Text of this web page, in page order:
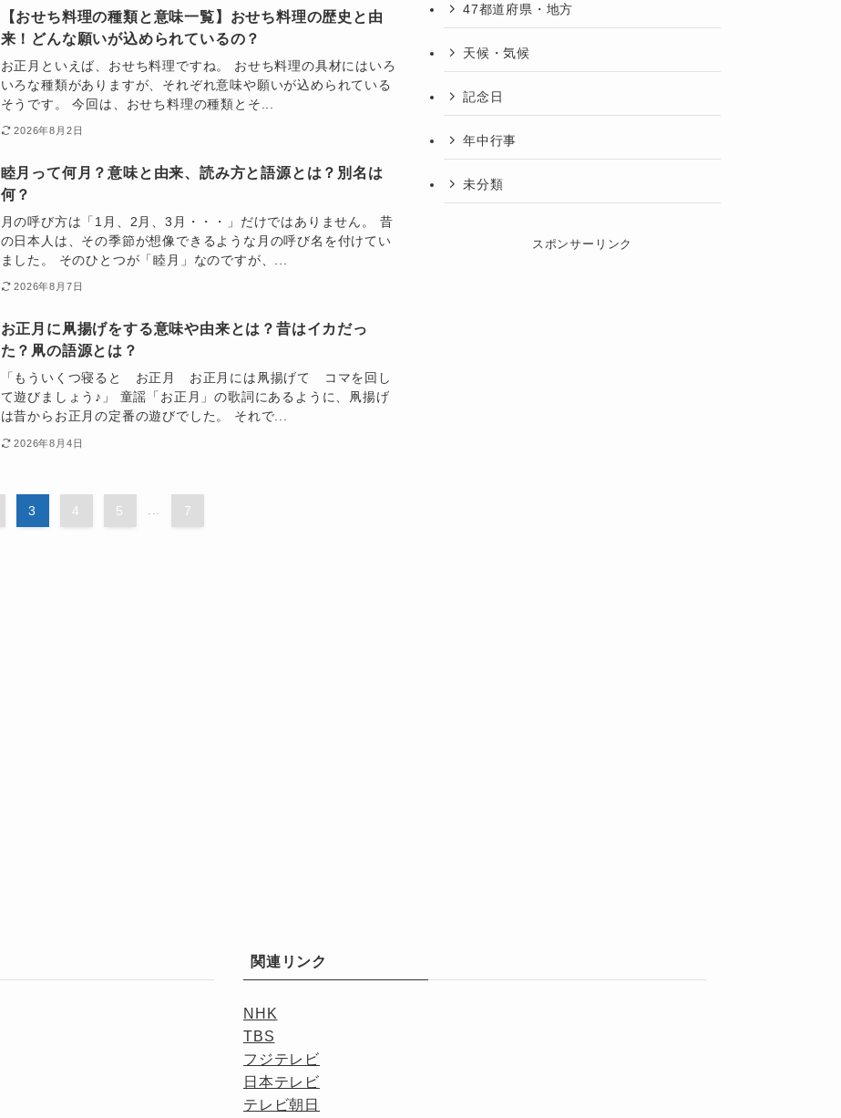
【おせち料理の種類と意味一覧】おせち料理の歴史と由
来！どんな願いが込められているの？
お正月といえば、おせち料理ですね。 おせち料理の具材にはいろ
いろな種類がありますが、それぞれ意味や願いが込められている
そうです。 今回は、おせち料理の種類とそ...
2026年8月2日
睦月って何月？意味と由来、読み方と語源とは？別名は
何？
月の呼び方は「1月、2月、3月・・・」だけではありません。 昔
の日本人は、その季節が想像できるような月の呼び名を付けてい
ました。 そのひとつが「睦月」なのですが、...
2026年8月7日
お正月に凧揚げをする意味や由来とは？昔はイカだっ
た？凧の語源とは？
「もういくつ寝ると お正月 お正月には凧揚げて コマを回し
て遊びましょう♪」 童謡「お正月」の歌詞にあるように、凧揚げ
は昔からお正月の定番の遊びでした。 それで...
2026年8月4日
3 4 5 7
47都道府県・地方
天候・気候
記念日
年中行事
未分類
スポンサーリンク
関連リンク
NHK
TBS
フジテレビ
日本テレビ
テレビ朝日